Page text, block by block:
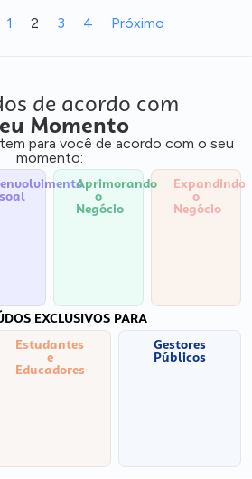
1 2 3 4 Próximo
de acordo com
Momento
para você de acordo com o seu
momento:
Aprimorando
o
Negócio
Expandindo
o
Negócio
EXCLUSIVOS PARA
Estudantes
e
Educadores
Gestores
Públicos